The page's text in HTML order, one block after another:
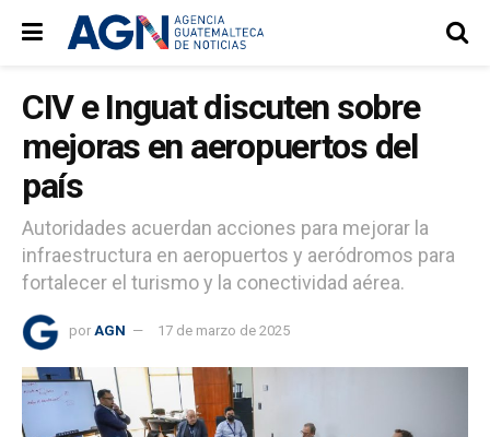
CIV e Inguat discuten sobre
mejoras en aeropuertos del
país
Autoridades acuerdan acciones para mejorar la
infraestructura en aeropuertos y aeródromos para
fortalecer el turismo y la conectividad aérea.
por AGN 17 de marzo de 2025